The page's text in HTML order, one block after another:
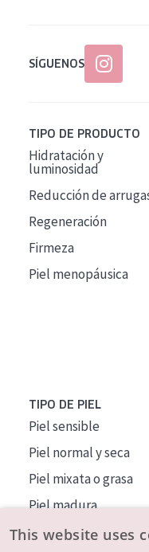
SÍGUENOS
TIPO DE PRODUCTO
Hidratación y
luminosidad
Reducción de
Regeneración
Firmeza
Piel menopáusica
TIPO DE PIEL
Piel sensible
Piel normal y seca
Piel mixata o grasa
Piel madura
Piel expuesta al sol
This website uses